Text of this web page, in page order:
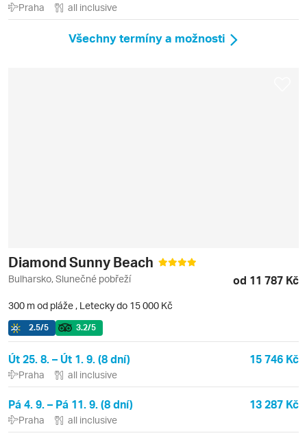
Praha all inclusive
Všechny termíny a možnosti
Diamond Sunny Beach
Bulharsko, Slunečné pobřeží od 11 787 Kč
300 m od pláže , Letecky do 15 000 Kč
2.5/5 3.2/5
Út 25. 8. – Út 1. 9. (8 dní) 15 746 Kč
Praha all inclusive
Pá 4. 9. – Pá 11. 9. (8 dní) 13 287 Kč
Praha all inclusive